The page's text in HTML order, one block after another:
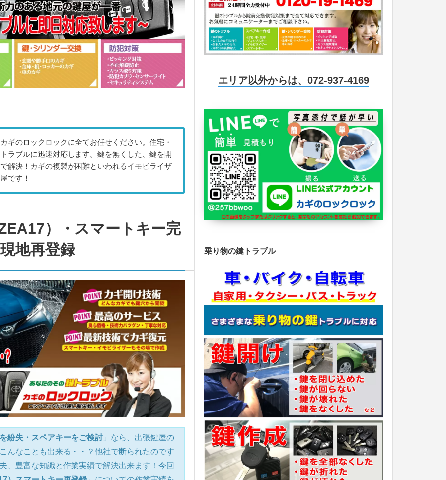
ギのロックロックに全てお任せください。住宅・
ラブルに迅速対応します。鍵を無くした、鍵を開
解決！カギの複製が困難といわれるイモビライザ
です！
）・スマートキー完
地再登録
紛失・スペアキーをご検討 」なら、出張鍵屋の
んなことも出来る・・？他社で断られたのです
、豊富な知識と作業実績で解決出来ます！今回
エリア以外からは、072-937-4169
乗り物の鍵トラブル